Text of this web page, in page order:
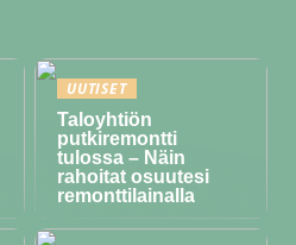
UUTISET
Taloyhtiön
putkiremontti
tulossa – Näin
rahoitat osuutesi
remonttilainalla